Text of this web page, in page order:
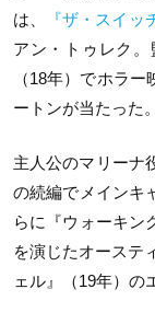
は、
『ザ・スイッ
アン・トゥレク。
（18年）でホラ
ートンが当たった。
主人公のマリーナ
の続編でメインキ
らに『ウォーキン
を演じたオーステ
ェル』（19年）の